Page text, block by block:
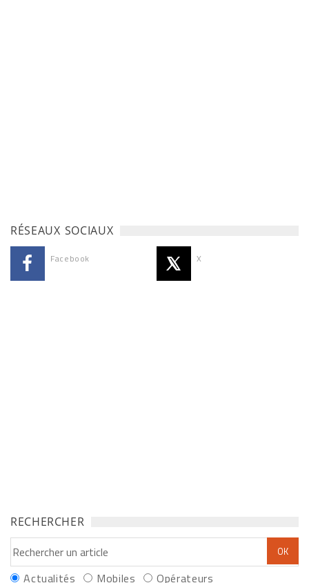
RÉSEAUX SOCIAUX
Facebook X
RECHERCHER
Actualités Mobiles Opérateurs